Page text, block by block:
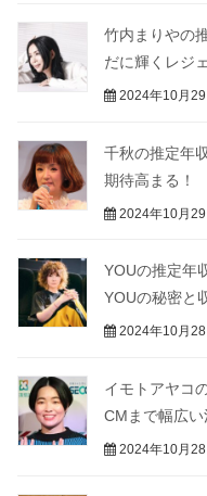
竹内まりやの
だに輝くレジ
2024年10月29
千秋の推定年
期待高まる！
2024年10月29
YOUの推定年
YOUの秘密と
2024年10月28
イモトアヤコ
CMまで幅広い
2024年10月28